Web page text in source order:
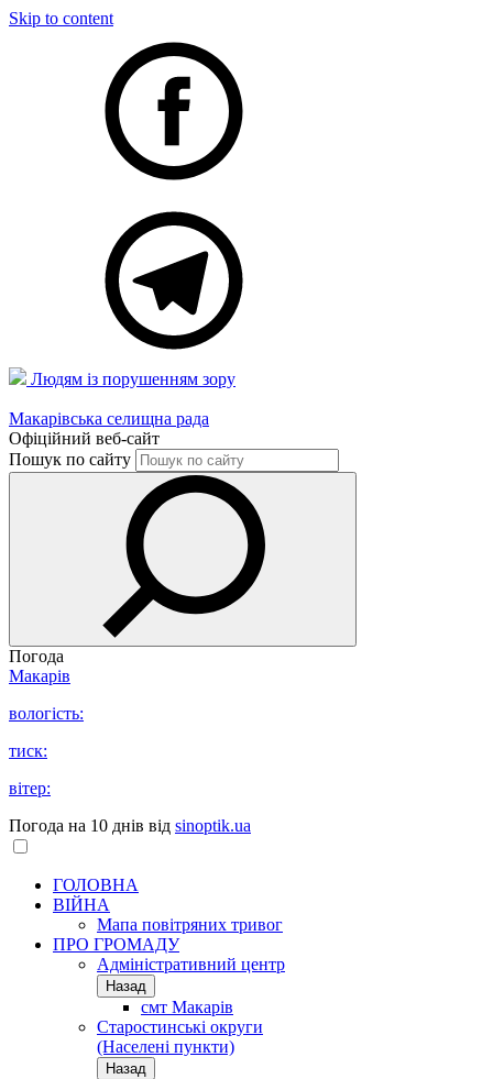
Skip to content
Людям із порушенням зору
Макарівська селищна рада
Офіційний веб-сайт
Пошук по сайту
Погода
Макарів
вологість:
тиск:
вітер:
Погода на 10 днів від sinoptik.ua
ГОЛОВНА
ВІЙНА
Мапа повітряних тривог
ПРО ГРОМАДУ
Aдміністративний центр
Назад
смт Макарів
Старостинські округи
(Населені пункти)
Назад